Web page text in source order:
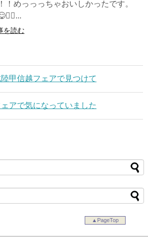
！めっっっちゃおいしかったです。
を読む
甲信越フェアで見つけて
アで気になっていました
▲PageTop